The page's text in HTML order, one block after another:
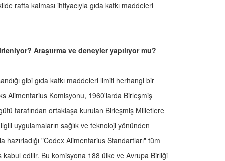
rafta kalması ihtiyacıyla gıda katkı maddeleri
Araştırma ve deneyler yapılıyor mu?
gibi gıda katkı maddeleri limiti herhangi bir
Alimentarius Komisyonu, 1960'larda Birleşmiş
tarafından ortaklaşa kurulan Birleşmiş Milletlere
uygulamaların sağlık ve teknoloji yönünden
hazırladığı "Codex Alimentarius Standartları" tüm
edilir. Bu komisyona 188 ülke ve Avrupa Birliği